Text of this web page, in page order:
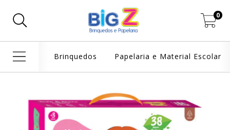
0
Brinquedos Papelaria e Material Escolar